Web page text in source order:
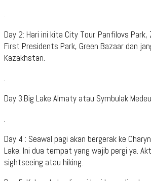
.
Day 2: Hari ini kita City Tour. Panfilovs Park,
First Presidents Park, Green Bazaar dan
Kazakhstan.
.
Day 3:Big Lake Almaty atau Symbulak
.
Day 4 : Seawal pagi akan bergerak ke
Lake. Ini dua tempat yang wajib pergi ya.
sightseeing atau hiking.